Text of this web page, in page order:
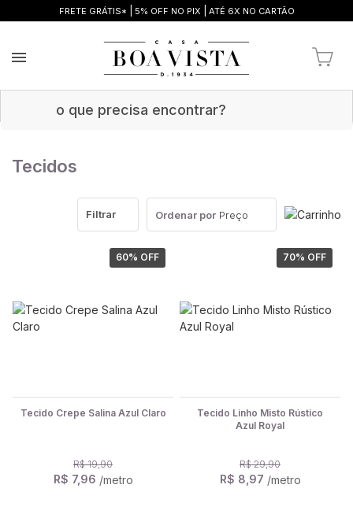
FRETE GRÁTIS* 5% OFF NO PIX ATÉ 6X NO CARTÃO
Tecidos
Filtrar Ordenar por Preço
60% OFF
Tecido Crepe Salina Azul Claro
R$ 19,90
R$ 7,96 /metro
70% OFF
Tecido Linho Misto Rústico
Azul Royal
R$ 29,90
R$ 8,97 /metro